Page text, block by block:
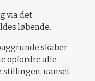
via det
løbende.
skaber
opfordre alle
stillingen, uanset